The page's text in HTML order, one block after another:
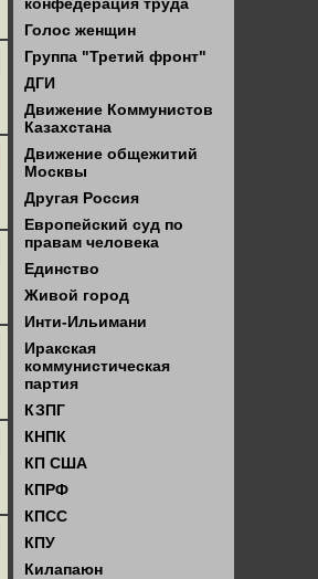
Голос женщин
Группа "Третий фронт"
ДГИ
Движение Коммунистов
Казахстана
Движение общежитий
Москвы
Другая Россия
Европейский суд по
правам человека
Единство
Живой город
Инти-Ильимани
Иракская
коммунистическая
партия
КЗПГ
КНПК
КП США
КПРФ
КПСС
КПУ
Килапаюн